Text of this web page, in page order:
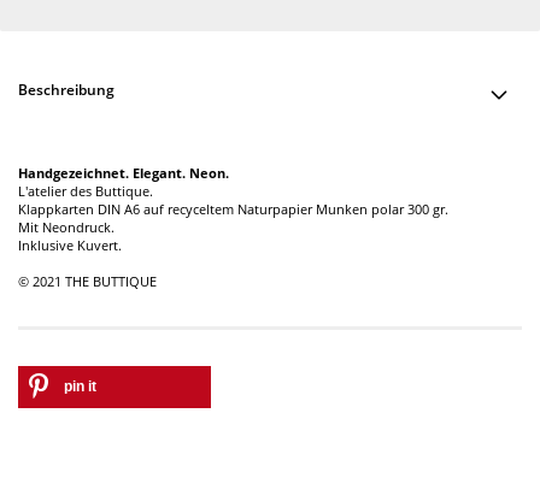
Beschreibung
Handgezeichnet. Elegant. Neon.
L'atelier des Buttique.
Klappkarten DIN A6 auf recyceltem Naturpapier Munken polar 300 gr.
Mit Neondruck.
Inklusive Kuvert.
© 2021 THE BUTTIQUE
pin it